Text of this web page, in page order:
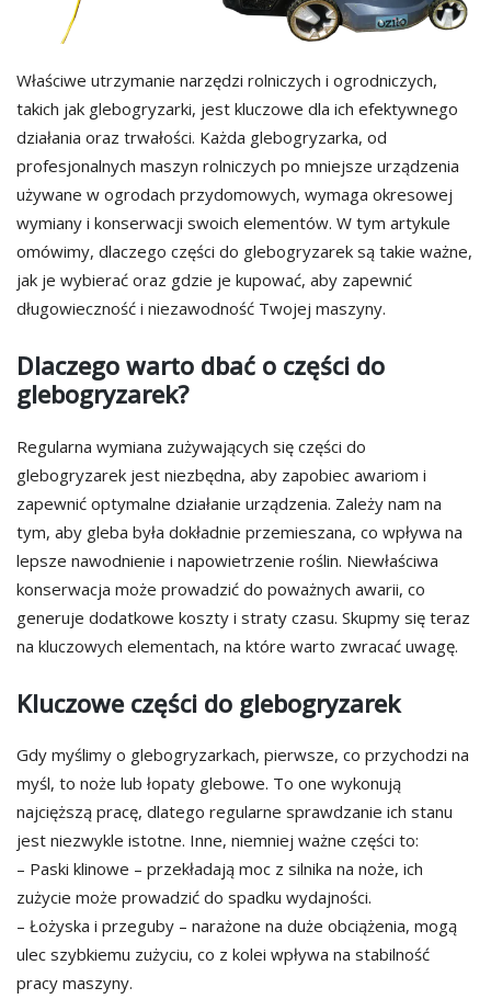
Właściwe utrzymanie narzędzi rolniczych i ogrodniczych,
takich jak glebogryzarki, jest kluczowe dla ich efektywnego
działania oraz trwałości. Każda glebogryzarka, od
profesjonalnych maszyn rolniczych po mniejsze urządzenia
używane w ogrodach przydomowych, wymaga okresowej
wymiany i konserwacji swoich elementów. W tym artykule
omówimy, dlaczego części do glebogryzarek są takie ważne,
jak je wybierać oraz gdzie je kupować, aby zapewnić
długowieczność i niezawodność Twojej maszyny.
Dlaczego warto dbać o części do
glebogryzarek?
Regularna wymiana zużywających się części do
glebogryzarek jest niezbędna, aby zapobiec awariom i
zapewnić optymalne działanie urządzenia. Zależy nam na
tym, aby gleba była dokładnie przemieszana, co wpływa na
lepsze nawodnienie i napowietrzenie roślin. Niewłaściwa
konserwacja może prowadzić do poważnych awarii, co
generuje dodatkowe koszty i straty czasu. Skupmy się teraz
na kluczowych elementach, na które warto zwracać uwagę.
Kluczowe części do glebogryzarek
Gdy myślimy o glebogryzarkach, pierwsze, co przychodzi na
myśl, to noże lub łopaty glebowe. To one wykonują
najcięższą pracę, dlatego regularne sprawdzanie ich stanu
jest niezwykle istotne. Inne, niemniej ważne części to:
– Paski klinowe – przekładają moc z silnika na noże, ich
zużycie może prowadzić do spadku wydajności.
– Łożyska i przeguby – narażone na duże obciążenia, mogą
ulec szybkiemu zużyciu, co z kolei wpływa na stabilność
pracy maszyny.